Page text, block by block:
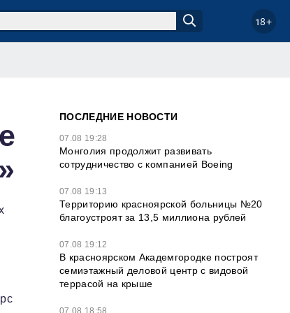
18+
ПОСЛЕДНИЕ НОВОСТИ
07.08 19:28
Монголия продолжит развивать
сотрудничество с компанией Boeing
07.08 19:13
Территорию красноярской больницы №20
благоустроят за 13,5 миллиона рублей
07.08 19:12
В красноярском Академгородке построят
семиэтажный деловой центр с видовой
террасой на крыше
07.08 18:58